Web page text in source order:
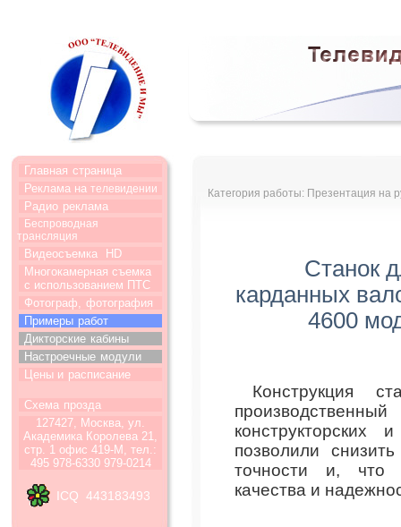
Главная страница
Реклама на телевидении
Радио реклама
Беспроводная
трансляция
Видеосъемка
HD
Многокамерная съемка
с использованием ПТС
Фотограф, фотография
Примеры работ
Дикторские кабины
Настроечные модули
Цены и расписание
Схема прозда
127427, Москва, ул.
Академика Королева 21,
стр. 1 офис 419-М, тел.:
495 978-6330 979-0214
ICQ 443183493
Категория работы: Презентация на
Станок
карданных
4600
Конструкция
конструкторских
позволили
точности и, что
качества и